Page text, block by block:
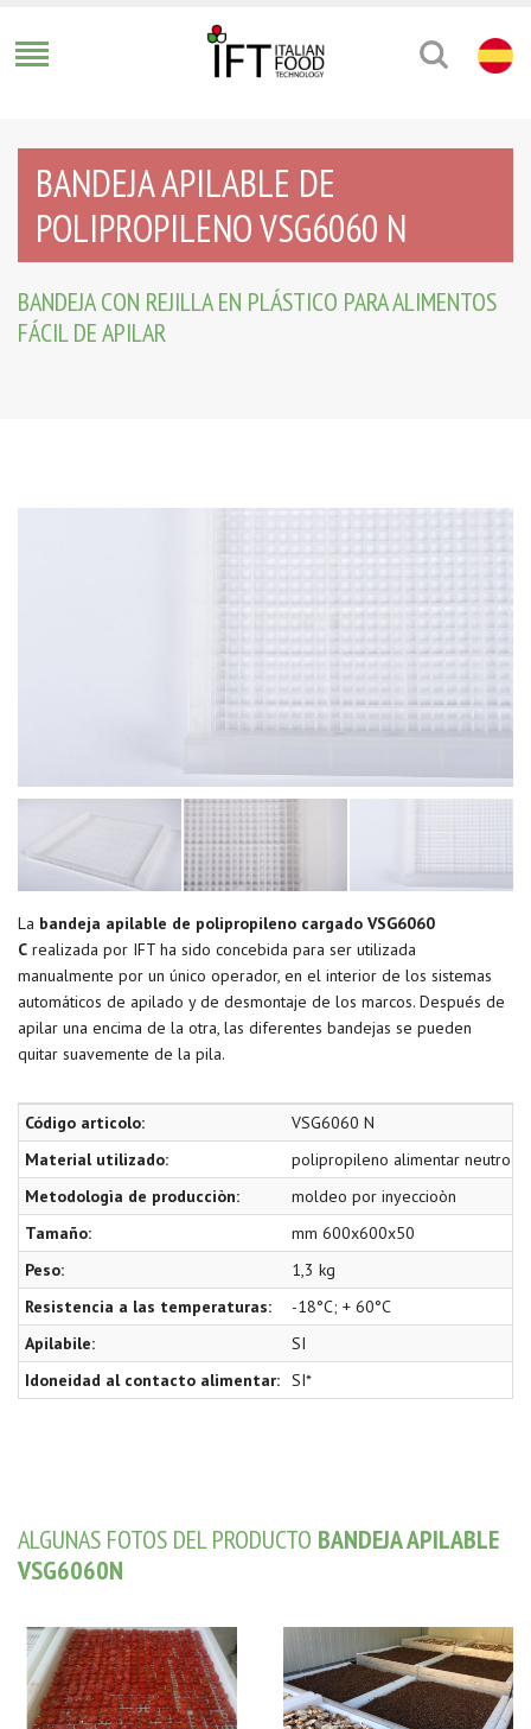
BANDEJA APILABLE DE
POLIPROPILENO VSG6060 N
BANDEJA CON REJILLA EN PLÁSTICO PARA ALIMENTOS
FÁCIL DE APILAR
La bandeja apilable de polipropileno cargado VSG6060
C realizada por IFT ha sido concebida para ser utilizada
manualmente por un único operador, en el interior de los sistemas
automáticos de apilado y de desmontaje de los marcos. Después de
apilar una encima de la otra, las diferentes bandejas se pueden
quitar suavemente de la pila.
Código articolo:
VSG6060 N
Material utilizado:
polipropileno alimentar neutro
Metodologìa de producciòn:
moldeo por inyeccioòn
Tamaño:
mm 600x600x50
Peso:
1,3 kg
Resistencia a las temperaturas:
-18°C; + 60°C
Apilabile:
SI
Idoneidad al contacto alimentar: SI*
ALGUNAS FOTOS DEL PRODUCTO BANDEJA APILABLE
VSG6060N